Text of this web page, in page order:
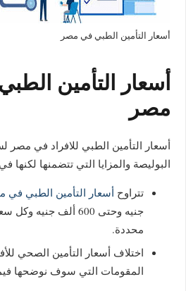
أسعار التأمين الطبي في مصر
أسعار التأمين
مصر
البوليصة والمزايا التي تتضمنها لكنها
تتراوح أسعار التأمين الطبي في
جنيه وحتى 600 ألف
محددة.
اختلاف أسعار التأمين الصحي
المقومات التي سوف نوضحها